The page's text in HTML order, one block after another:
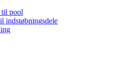
til pool
indstøbningsdele